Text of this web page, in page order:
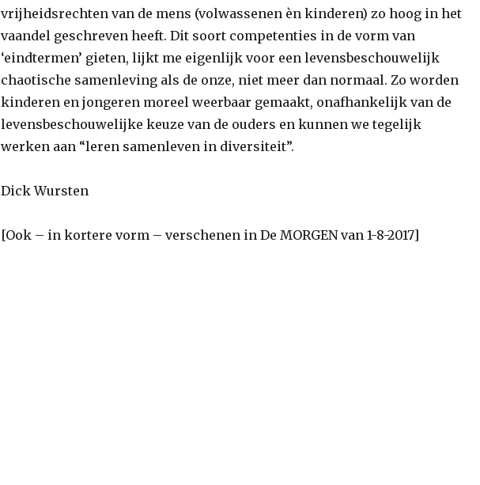
vrijheidsrechten van de mens (volwassenen èn kinderen) zo hoog in het
vaandel geschreven heeft. Dit soort competenties in de vorm van
‘eindtermen’ gieten, lijkt me eigenlijk voor een levensbeschouwelijk
chaotische samenleving als de onze, niet meer dan normaal. Zo worden
kinderen en jongeren moreel weerbaar gemaakt, onafhankelijk van de
levensbeschouwelijke keuze van de ouders en kunnen we tegelijk
werken aan “leren samenleven in diversiteit”.
Dick Wursten
[Ook – in kortere vorm – verschenen in De MORGEN van 1-8-2017]